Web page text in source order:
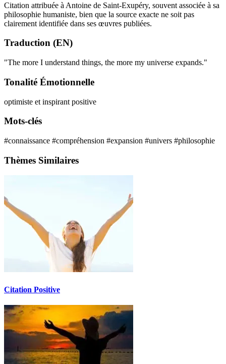
Citation attribuée à Antoine de Saint-Exupéry, souvent associée à sa
philosophie humaniste, bien que la source exacte ne soit pas
clairement identifiée dans ses œuvres publiées.
Traduction (EN)
"The more I understand things, the more my universe expands."
Tonalité Émotionnelle
optimiste et inspirant positive
Mots-clés
#connaissance #compréhension #expansion #univers #philosophie
Thèmes Similaires
Citation Positive